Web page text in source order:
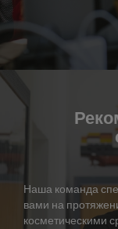
Наша команда
вами на
косметическими